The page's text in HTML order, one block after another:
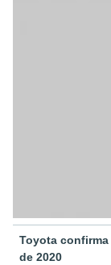
Toyota
de 2020